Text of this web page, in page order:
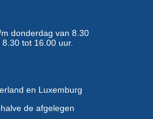
donderdag van 8.30
tot 16.00 uur.
en Luxemburg
de afgelegen